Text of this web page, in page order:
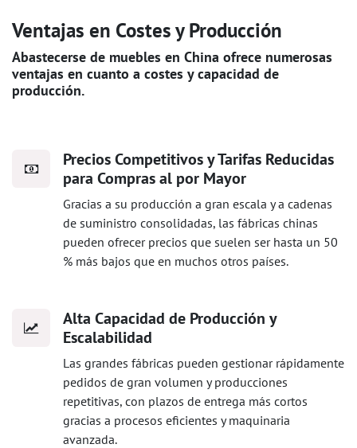
Ventajas en Costes y Producción
Abastecerse de muebles en China ofrece numerosas
ventajas en cuanto a costes y capacidad de
producción.
Precios Competitivos y Tarifas Reducidas
para Compras al por Mayor
Gracias a su producción a gran escala y a cadenas
de suministro consolidadas, las fábricas chinas
pueden ofrecer precios que suelen ser hasta un 50
% más bajos que en muchos otros países.
Alta Capacidad de Producción y
Escalabilidad
Las grandes fábricas pueden gestionar rápidamente
pedidos de gran volumen y producciones
repetitivas, con plazos de entrega más cortos
gracias a procesos eficientes y maquinaria
avanzada.